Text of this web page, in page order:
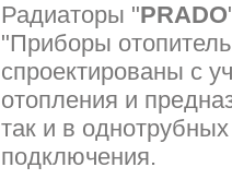
Радиаторы "PRADO
"Приборы
спроектированы с
отопления и
так и в
подключения.